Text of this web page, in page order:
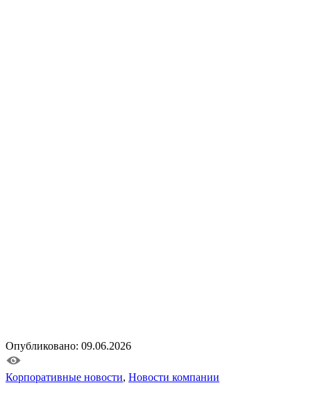
Опубликовано: 09.06.2026
Корпоративные новости, Новости компании